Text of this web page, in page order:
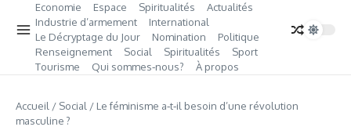
Economie
Espace Spiritualités
Actualités
Industrie d’armement
International
Le Décryptage du Jour
Nomination
Politique
Renseignement
Social Spiritualités
Sport
Tourisme
Qui sommes‑nous? À propos
Accueil / Social / Le féminisme a‑t‑il besoin d’une révolution
masculine ?